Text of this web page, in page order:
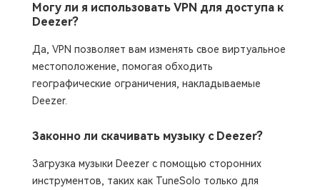
Могу ли я использовать VPN для доступа к
Deezer?
Да, VPN позволяет вам изменять свое виртуальное
местоположение, помогая обходить
географические ограничения, накладываемые
Deezer.
Законно ли скачивать музыку с Deezer?
Загрузка музыки Deezer с помощью сторонних
инструментов, таких как TuneSolo только для